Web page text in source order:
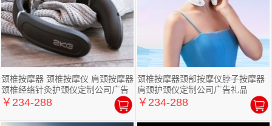
颈椎按摩器 颈椎按摩仪 肩颈按摩器
颈椎经络针灸护颈仪定制公司广告
礼品
￥234-288
颈椎按摩器颈部按摩仪脖子按摩器
肩颈护颈仪定制公司广告礼品
￥234-288